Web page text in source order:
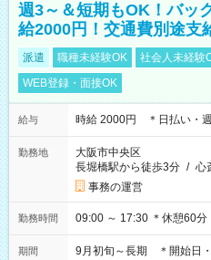
週3～＆短期もOK！バッ
給2000円！交通費別途支
派遣 職種未経験OK 社会人未経験
WEB登録・面接OK
給与 時給 2000円 ＊日払い・週
勤務地
大阪市中央区
長堀橋駅から徒歩3分 / 心
事務の運営
勤務時間 09:00 ～ 17:30 ＊休憩60分
期間 9月初旬～長期 ＊開始日